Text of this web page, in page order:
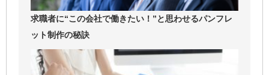
求職者に“この会社で働きたい！”と思わせるパンフレ
ット制作の秘訣